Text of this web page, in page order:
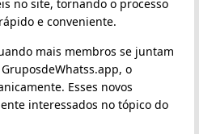
no site, tornando o processo
e conveniente.
mais membros se juntam
o
Esses novos
interessados no tópico do